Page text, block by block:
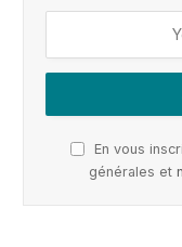
En vous
générales et